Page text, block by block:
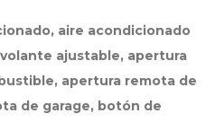
aire acondicionado
ajustable, apertura
apertura remota de
de garage, botón de